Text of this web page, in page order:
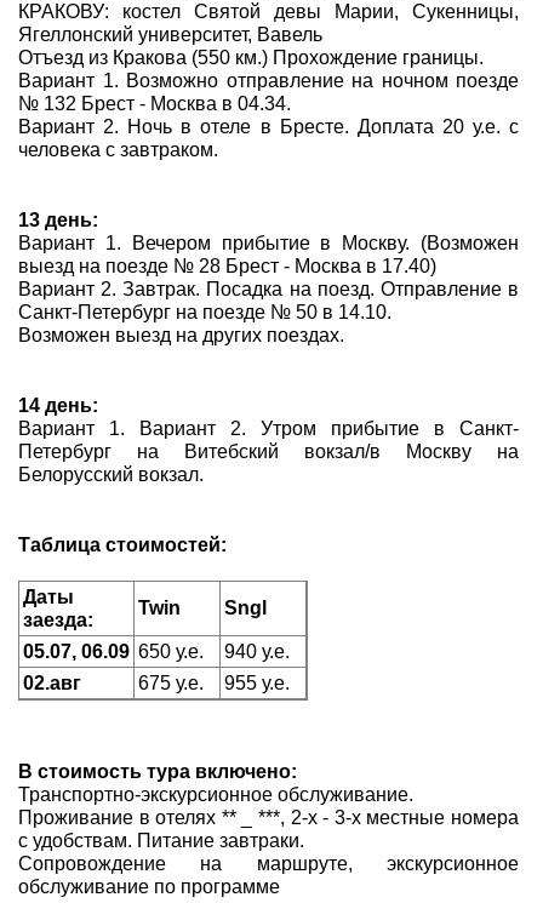
КРАКОВУ: костел Святой девы Марии, Сукенницы,
Ягеллонский университет, Вавель
Отъезд из Кракова (550 км.) Прохождение границы.
Вариант 1. Возможно отправление на ночном поезде
№ 132 Брест - Москва в 04.34.
Вариант 2. Ночь в отеле в Бресте. Доплата 20 у.е. с
человека с завтраком.
13 день:
Вариант 1. Вечером прибытие в Москву. (Возможен
выезд на поезде № 28 Брест - Москва в 17.40)
Вариант 2. Завтрак. Посадка на поезд. Отправление в
Санкт-Петербург на поезде № 50 в 14.10.
Возможен выезд на других поездах.
14 день:
Вариант 1. Вариант 2. Утром прибытие в Санкт-
Петербург на Витебский вокзал/в Москву на
Белорусский вокзал.
Таблица стоимостей:
Даты
заезда:
Twin Sngl
05.07, 06.09 650 у.е.
940 у.е.
02.авг
675 у.е. 955 у.е.
В стоимость тура включено:
Транспортно-экскурсионное обслуживание.
Проживание в отелях ** _ ***, 2-х - 3-х местные номера
с удобствам. Питание завтраки.
Сопровождение на маршруте, экскурсионное
обслуживание по программе